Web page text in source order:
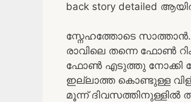
back story detailed
സ്നേഹത്തോടെ
രാവിലെ തന്നെ ഫോൺ
ഫോൺ എടുത്തു നോക്കി
ഇല്ലാത്ത കൊണ്ടുള്ള
മൂന്ന് ദിവസത്തിനുള്ളിൽ